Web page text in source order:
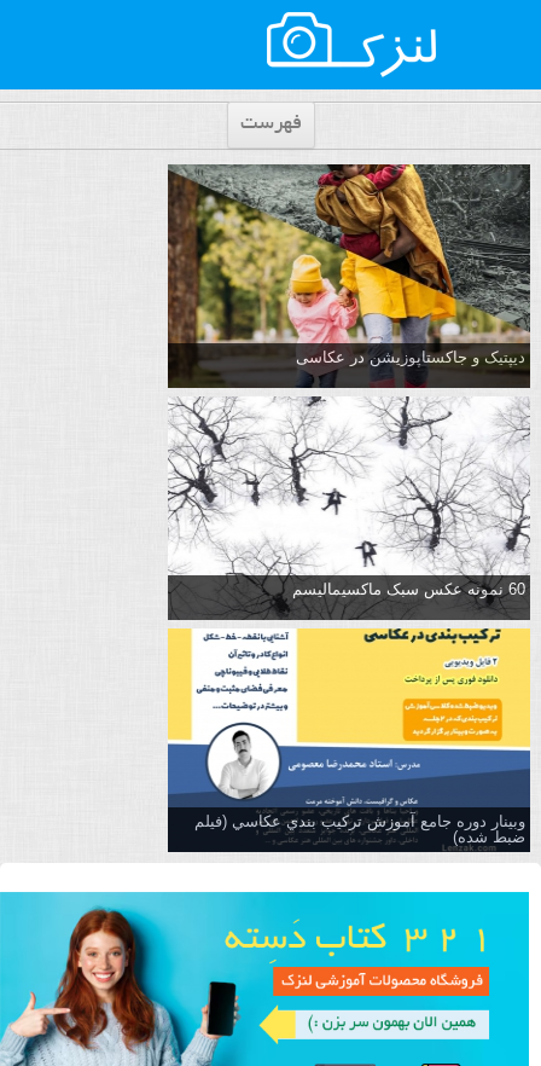
فهرست
دیپتیک و جاکستا‌پوزیشن در عکاسی
60 نمونه عکس سبک ماکسیمالیسم
وبینار دوره جامع آموزش تركيب بندي عكاسي (فیلم
ضبط شده)